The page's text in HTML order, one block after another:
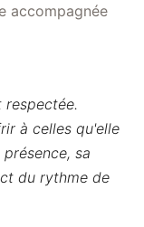
accompagnée
respectée.
à celles qu'elle
sa
du rythme de